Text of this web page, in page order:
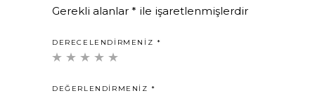
Gerekli alanlar * ile işaretlenmişlerdir
DERECELENDIRMENIZ *
DEĞERLENDIRMENIZ*